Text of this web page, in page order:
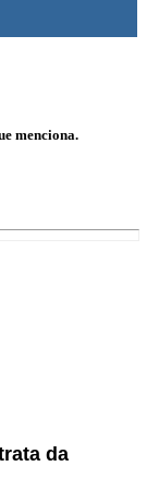
menciona.
da